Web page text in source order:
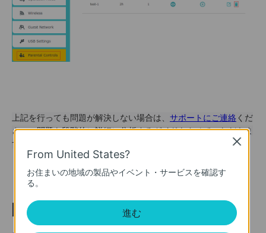
上記を行っても問題が解決しない場合は、 サポートにご連絡 くだ
さい。問題を段階的に詳細に分析するガイドをさせていただきま
す。
関連トピック
From United States?
お住まいの地域の製品やイベント・サービスを確認す
る。
進む
Close